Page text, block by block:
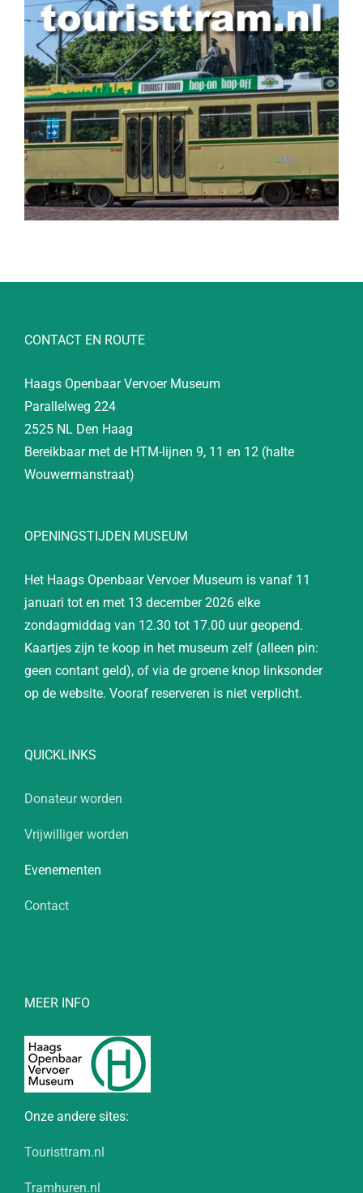
CONTACT EN ROUTE
Haags Openbaar Vervoer Museum
Parallelweg 224
2525 NL Den Haag
Bereikbaar met de HTM-lijnen 9, 11 en 12 (halte
Wouwermanstraat)
OPENINGSTIJDEN MUSEUM
Het Haags Openbaar Vervoer Museum is vanaf 11
januari tot en met 13 december 2026 elke
zondagmiddag van 12.30 tot 17.00 uur geopend.
Kaartjes zijn te koop in het museum zelf (alleen pin:
geen contant geld), of via de groene knop linksonder
op de website. Vooraf reserveren is niet verplicht.
QUICKLINKS
Donateur worden
Vrijwilliger worden
Evenementen
Contact
MEER INFO
Onze andere sites:
Touristtram.nl
Tramhuren.nl